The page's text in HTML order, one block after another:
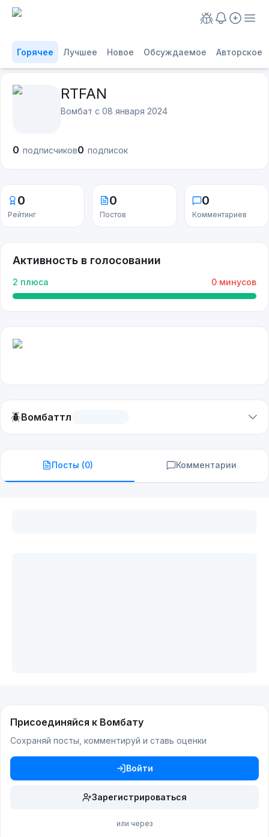
Горячее Лучшее Новое Обсуждаемое Авторское
RTFAN
Вомбат с 08 января 2024
0 подписчиков0 подписок
0
Рейтинг
0
Постов
0
Комментариев
Активность в голосовании
2 плюса 0 минусов
🪲Вомбаттл
Посты (0) Комментарии
Присоединяйся к Вомбату
Сохраняй посты, комментируй и ставь оценки
Войти
Зарегистрироваться
или через